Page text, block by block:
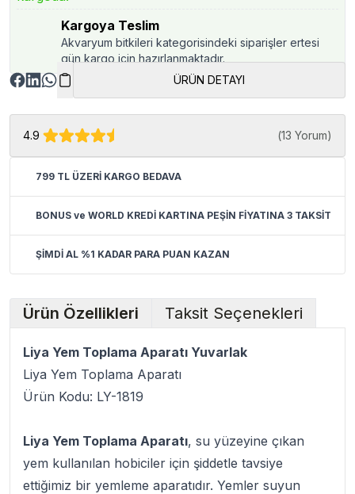
Kargoya Teslim
Akvaryum bitkileri kategorisindeki siparişler ertesi
gün kargo için hazırlanmaktadır.
ÜRÜN DETAYI
4.9 (13 Yorum)
799 TL ÜZERİ KARGO BEDAVA
BONUS ve WORLD KREDİ KARTINA PEŞİN FİYATINA 3 TAKSİT
ŞİMDİ AL %1 KADAR PARA PUAN KAZAN
Ürün Özellikleri Taksit Seçenekleri
Liya Yem Toplama Aparatı Yuvarlak
Liya Yem Toplama Aparatı
Ürün Kodu: LY-1819
Liya Yem Toplama Aparatı, su yüzeyine çıkan
yem kullanılan hobiciler için şiddetle tavsiye
ettiğimiz bir yemleme aparatıdır. Yemler suyun